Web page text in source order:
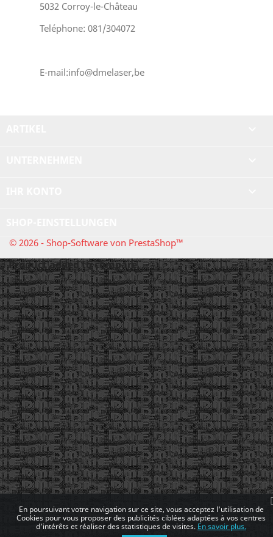
5032 Corroy-le-Château
Teléphone: 081/304072
E-mail:info@dmelaser,be
© 2026 - Shop-Software von PrestaShop™
Product added to compare.
En poursuivant votre navigation sur ce site, vous acceptez l'utilisation de
Cookies pour vous proposer des publicités ciblées adaptées à vos centres
d'intérêts et réaliser des statistiques de visites. En savoir plus.